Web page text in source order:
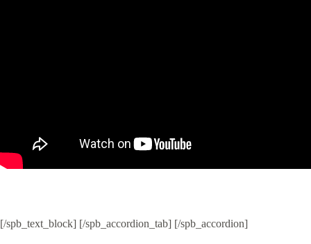
[/spb_text_block] [/spb_accordion_tab] [/spb_accordion]